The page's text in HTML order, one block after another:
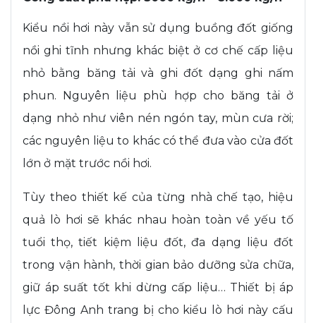
Kiểu nồi hơi này vẫn sử dụng buồng đốt giống
nồi ghi tĩnh nhưng khác biệt ở cơ chế cấp liệu
nhỏ bằng băng tải và ghi đốt dạng ghi nấm
phun. Nguyên liệu phù hợp cho băng tải ở
dạng nhỏ như viên nén ngón tay, mùn cưa rời;
các nguyên liệu to khác có thể đưa vào cửa đốt
lớn ở mặt trước nồi hơi.
Tùy theo thiết kế của từng nhà chế tạo, hiệu
quả lò hơi sẽ khác nhau hoàn toàn về yếu tố
tuổi thọ, tiết kiệm liệu đốt, đa dạng liệu đốt
trong vận hành, thời gian bảo dưỡng sửa chữa,
giữ áp suất tốt khi dừng cấp liệu… Thiết bị áp
lực Đông Anh trang bị cho kiểu lò hơi này cấu